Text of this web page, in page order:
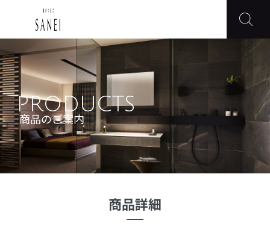
PRODUCTS
商品のご案内
商品詳細